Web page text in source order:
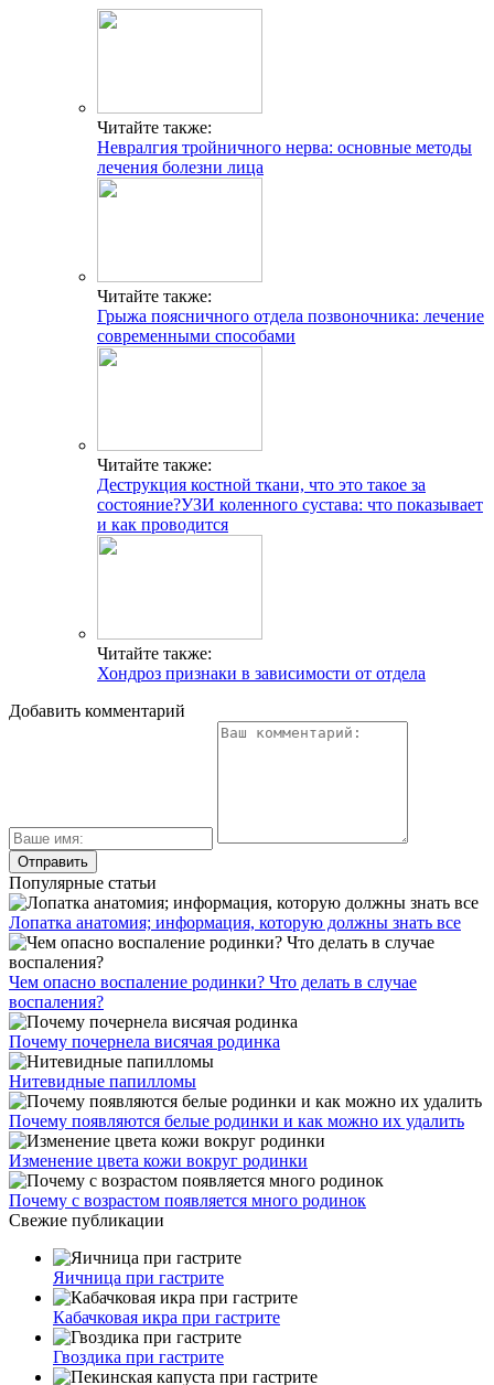
Читайте также:
Невралгия тройничного нерва: основные методы
лечения болезни лица
Читайте также:
Грыжа поясничного отдела позвоночника: лечение
современными способами
Читайте также:
Деструкция костной ткани, что это такое за
состояние?УЗИ коленного сустава: что показывает
и как проводится
Читайте также:
Хондроз признаки в зависимости от отдела
Добавить комментарий
Популярные статьи
Лопатка анатомия; информация, которую должны знать все
Чем опасно воспаление родинки? Что делать в случае
воспаления?
Почему почернела висячая родинка
Нитевидные папилломы
Почему появляются белые родинки и как можно их удалить
Изменение цвета кожи вокруг родинки
Почему с возрастом появляется много родинок
Свежие публикации
Яичница при гастрите
Кабачковая икра при гастрите
Гвоздика при гастрите